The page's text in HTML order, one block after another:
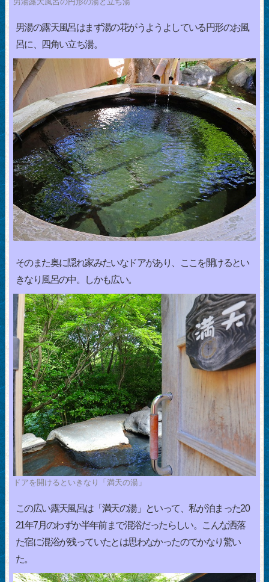
男湯の露天風呂はまず湯の花がうようよしている円形のお風
呂に、四角い立ち湯。
そのまた奥に隠れ家みたいなドアがあり、ここを開けるとい
きなり風呂の中。しかも広い。
ドアを開けるといきなり「満天の湯」
この広い露天風呂は「満天の湯」といって、私が泊まった20
21年7月のわずか半年前まで混浴だったらしい。こんな洒落
た宿に混浴が残っていたとは思わなかったのでかなり驚い
た。